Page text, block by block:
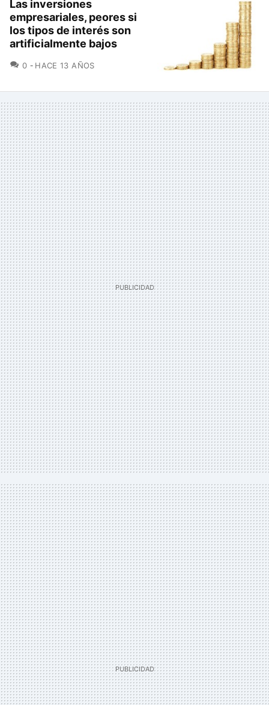
Las inversiones
empresariales, peores si
los tipos de interés son
artificialmente bajos
0 COMENTARIOS
HACE 13 AÑOS